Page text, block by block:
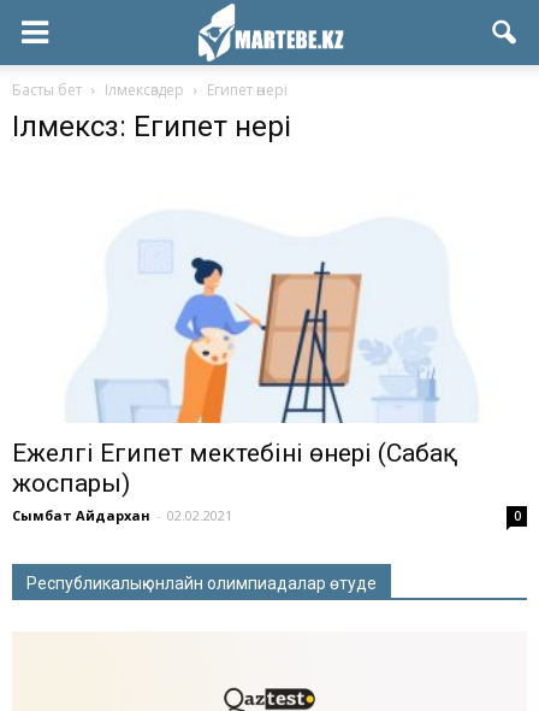
Басты бет Ілмексөздер Египет өнері
Ілмексөз: Египет өнері
Ежелгі Египет мектебінің өнері (Сабақ
жоспары)
Сымбат Айдархан - 02.02.2021 0
Республикалық онлайн олимпиадалар өтуде